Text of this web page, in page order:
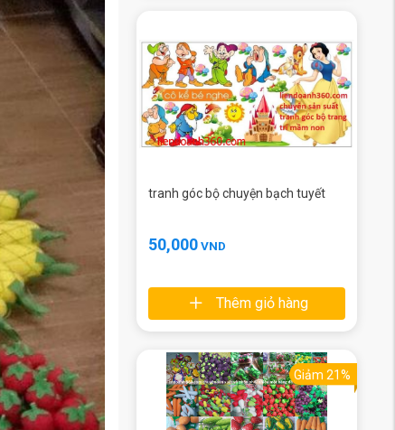
tranh góc bộ chuyện bạch tuyết
50,000VND
Thêm giỏ hàng
Giảm 21%